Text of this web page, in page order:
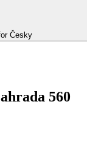
Česky
560